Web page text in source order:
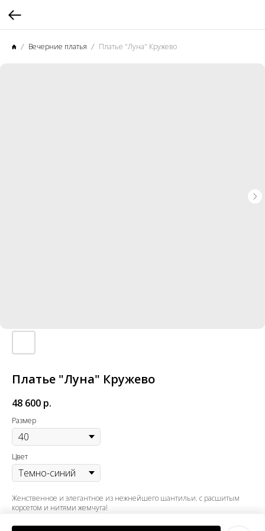
Вечерние платья Платье "Луна" Кружево
Платье "Луна" Кружево
48 600 р.
Размер
Цвет
Женственное и элегантное из нежнейшего шантильи. с расшитым
корсетом и нитями жемчуга!